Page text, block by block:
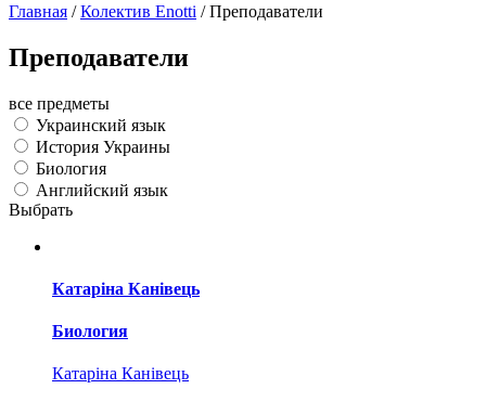
Главная /Колектив Enotti /Преподаватели
Преподаватели
все предметы
Украинский язык
История Украины
Биология
Английский язык
Выбрать
Катаріна Канівець
Биология
Катаріна Канівець